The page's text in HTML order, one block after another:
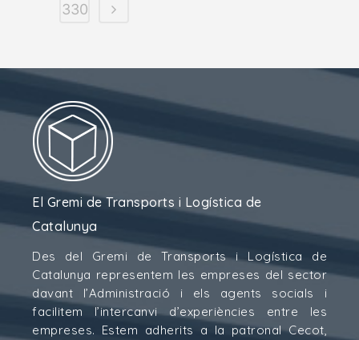
330
El Gremi de Transports i Logística de
Catalunya
Des del Gremi de Transports i Logística de
Catalunya representem les empreses del sector
davant l’Administració i els agents socials i
facilitem l’intercanvi d’experiències entre les
empreses. Estem adherits a la patronal Cecot,